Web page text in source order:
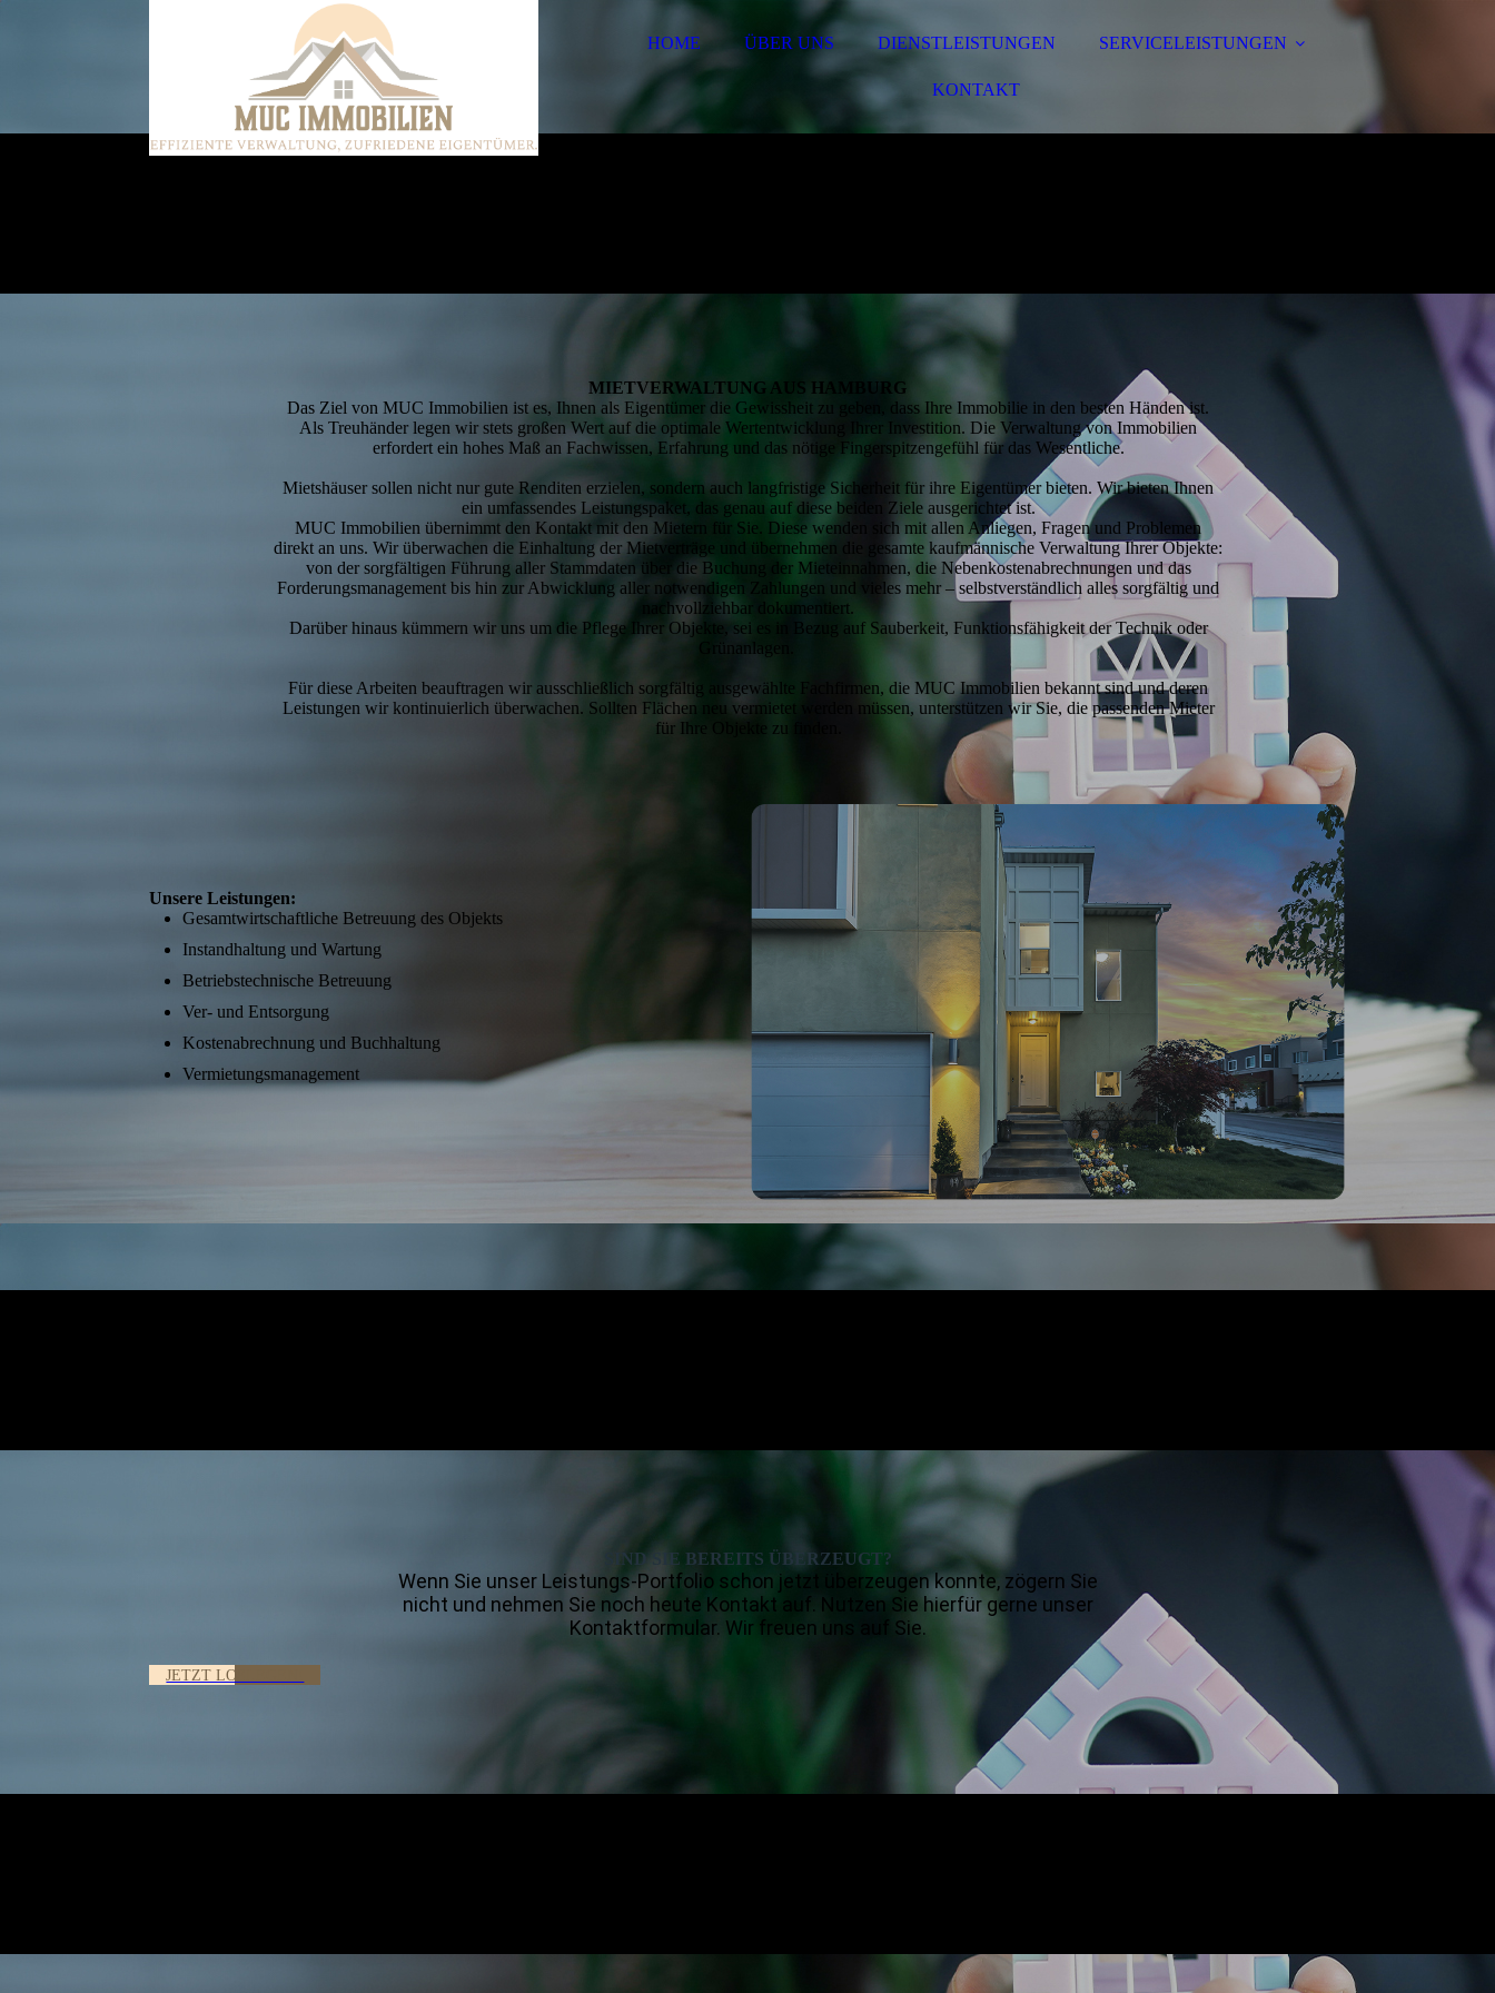
HOME ÜBER UNS DIENSTLEISTUNGEN SERVICELEISTUNGEN
KONTAKT
MIET­­VER­WALTUNG AUS HAMBURG
Das Ziel von MUC Immobilien ist es, Ihnen als Eigentümer die Gewissheit zu geben, dass Ihre Immobilie in den besten Händen ist.
Als Treuhänder legen wir stets großen Wert auf die optimale Wertentwicklung Ihrer Investition. Die Verwaltung von Immobilien
erfordert ein hohes Maß an Fachwissen, Erfahrung und das nötige Fingerspitzengefühl für das Wesentliche.
Mietshäuser sollen nicht nur gute Renditen erzielen, sondern auch langfristige Sicherheit für ihre Eigentümer bieten. Wir bieten Ihnen
ein umfassendes Leistungspaket, das genau auf diese beiden Ziele ausgerichtet ist.
MUC Immobilien übernimmt den Kontakt mit den Mietern für Sie. Diese wenden sich mit allen Anliegen, Fragen und Problemen
direkt an uns. Wir überwachen die Einhaltung der Mietverträge und übernehmen die gesamte kaufmännische Verwaltung Ihrer Objekte:
von der sorgfältigen Führung aller Stammdaten über die Buchung der Mieteinnahmen, die Nebenkostenabrechnungen und das
Forderungsmanagement bis hin zur Abwicklung aller notwendigen Zahlungen und vieles mehr – selbstverständlich alles sorgfältig und
nachvollziehbar dokumentiert.
Darüber hinaus kümmern wir uns um die Pflege Ihrer Objekte, sei es in Bezug auf Sauberkeit, Funktionsfähigkeit der Technik oder
Grünanlagen.
Für diese Arbeiten beauftragen wir ausschließlich sorgfältig ausgewählte Fachfirmen, die MUC Immobilien bekannt sind und deren
Leistungen wir kontinuierlich überwachen. Sollten Flächen neu vermietet werden müssen, unterstützen wir Sie, die passenden Mieter
für Ihre Objekte zu finden.
Unsere Leistungen:
Gesamtwirtschaftliche Betreuung des Objekts
Instandhaltung und Wartung
Betriebstechnische Betreuung
Ver- und Entsorgung
Kostenabrechnung und Buchhaltung
Vermietungsmanagement
SIND SIE BEREITS ÜBERZEUGT?
Wenn Sie unser Leistungs-Portfolio schon jetzt überzeugen konnte, zögern Sie
nicht und nehmen Sie noch heute Kontakt auf. Nutzen Sie hierfür gerne unser
Kontaktformular. Wir freuen uns auf Sie.
JETZT LOSLEGEN!